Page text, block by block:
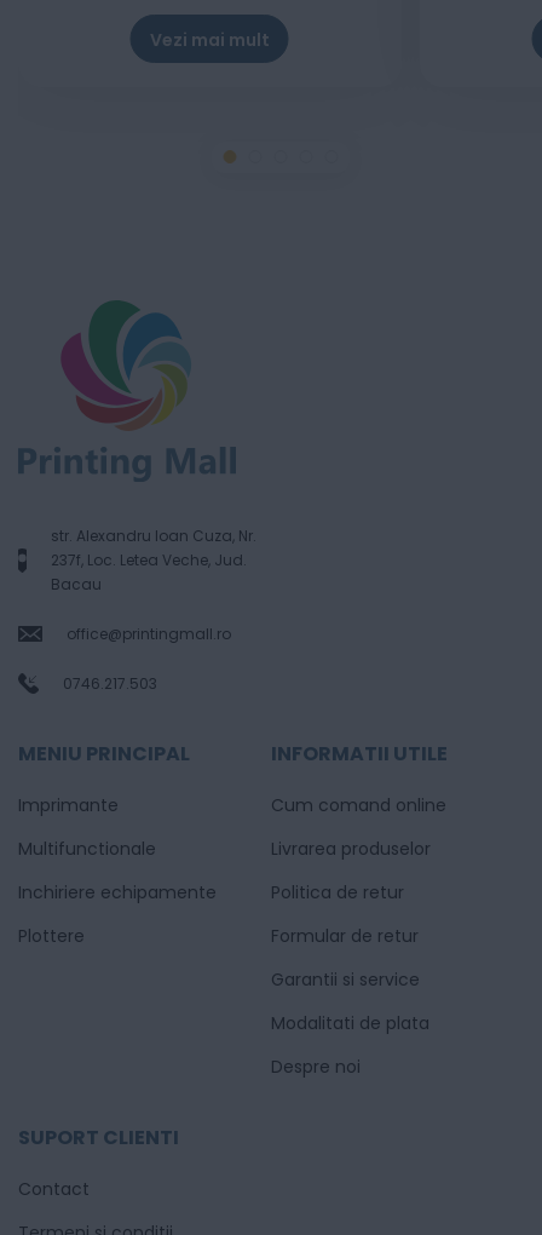
Vezi mai mult
str. Alexandru Ioan Cuza, Nr.
237f, Loc. Letea Veche, Jud.
Bacau
office@printingmall.ro
0746.217.503
MENIU PRINCIPAL
Imprimante
Multifunctionale
Inchiriere echipamente
Plottere
INFORMATII UTILE
Cum comand online
Livrarea produselor
Politica de retur
Formular de retur
Garantii si service
Modalitati de plata
Despre noi
SUPORT CLIENTI
Contact